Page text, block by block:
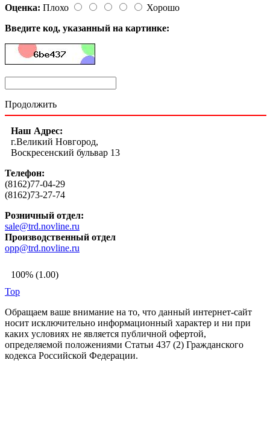
Оценка: Плохо
Хорошо
Введите код, указанный на картинке:
Продолжить
Наш Адрес:
г.Великий Новгород,
Воскресенский бульвар 13
Телефон:
(8162)77-04-29
(8162)73-27-74
Розничный отдел:
sale@trd.novline.ru
Производственный отдел
opp@trd.novline.ru
100% (1.00)
Top
Обращаем ваше внимание на то, что данный интернет-сайт
носит исключительно информационный характер и ни при
каких условиях не является публичной офертой,
определяемой положениями Статьи 437 (2) Гражданского
кодекса Российской Федерации.